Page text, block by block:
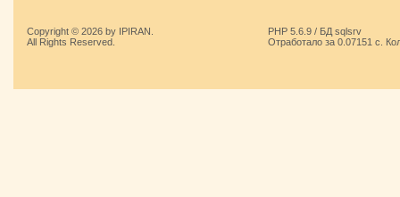
Copyright © 2026 by IPIRAN.
All Rights Reserved.
PHP 5.6.9 / БД sqlsrv
Отработало за 0.07151 с.